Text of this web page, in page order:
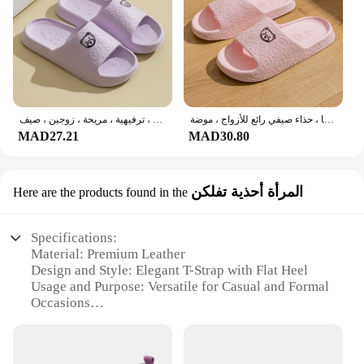
looking to expand your product range or an
individual seeking a stylish addition to your
collection, these sets are sure to meet and exceed
your expectations.
نعال داخلية لطيفة على شكل دب للرجال والنساء ، مانعة للانزلاق ، نعل ناعم ، مريحة ، خفيفة ، ترفيهية ، مريحة ، زوجين ، صيف
MAD27.21
شبشب بطباعة دب كرتونية للرجال والنساء ، شبشب بنعل ناعم داخلي ، حمام إيفا ، حذاء صيفي رائع للأزواج ، موضة
MAD30.80
Here are the products found in the المرأة أحذية تفلكن
Specifications:
Material: Premium Leather
Design and Style: Elegant T-Strap with Flat Heel
Usage and Purpose: Versatile for Casual and Formal
Occasions
Size Range: Available in a Variety of Sizes to Fit